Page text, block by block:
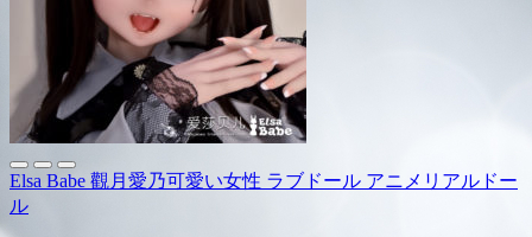
Elsa Babe 觀月愛乃可愛い女性 ラブドール アニメリアルドー
ル